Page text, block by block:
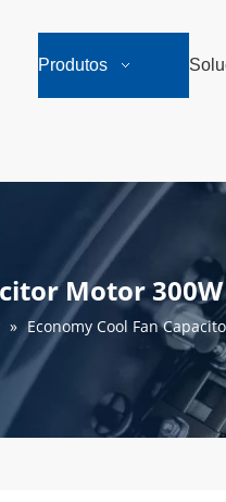
Produtos
Motor
» Economy Cool Fan